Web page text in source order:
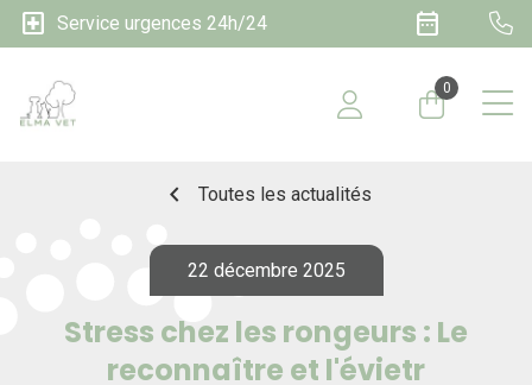
local_hospital Service urgences 24h/24 date_range
0
chevron_left Toutes les actualités
22 décembre 2025
Stress chez les rongeurs : Le
reconnaître et l'évietr